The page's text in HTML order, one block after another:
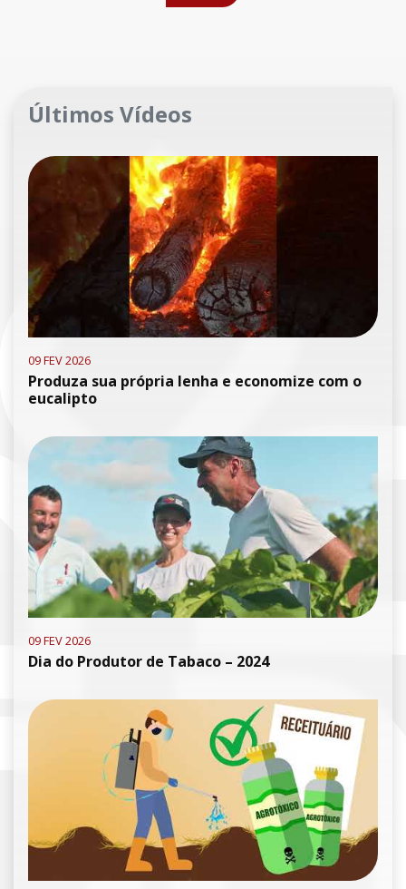
Últimos Vídeos
09 FEV 2026
Produza sua própria lenha e economize com o
eucalipto
09 FEV 2026
Dia do Produtor de Tabaco – 2024